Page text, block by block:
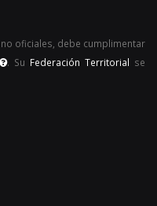
oficiales, debe cumplimentar
. Su Federación Territorial se